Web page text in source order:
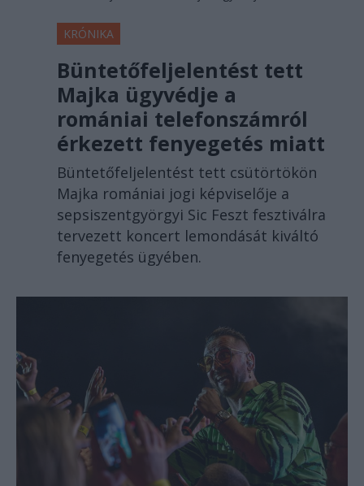
KRÓNIKA
Büntetőfeljelentést tett
Majka ügyvédje a
romániai telefonszámról
érkezett fenyegetés miatt
Büntetőfeljelentést tett csütörtökön
Majka romániai jogi képviselője a
sepsiszentgyörgyi Sic Feszt fesztiválra
tervezett koncert lemondását kiváltó
fenyegetés ügyében.